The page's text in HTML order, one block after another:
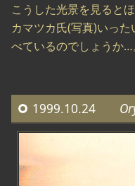
こうした光景を見ると
カマツカ氏(写真)いっ
べているのでしょうか…
1999.10.24